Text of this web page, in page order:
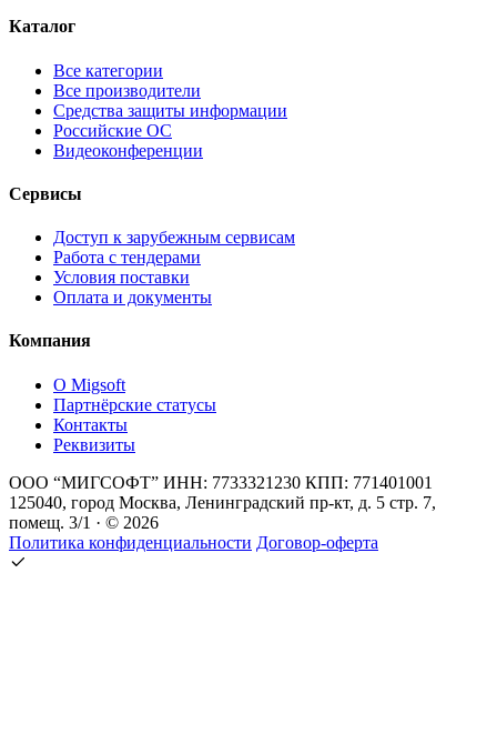
Каталог
Все категории
Все производители
Средства защиты информации
Российские ОС
Видеоконференции
Сервисы
Доступ к зарубежным сервисам
Работа с тендерами
Условия поставки
Оплата и документы
Компания
О Migsoft
Партнёрские статусы
Контакты
Реквизиты
ООО “МИГСОФТ” ИНН: 7733321230 КПП: 771401001
125040, город Москва, Ленинградский пр-кт, д. 5 стр. 7,
помещ. 3/1 · © 2026
Политика конфиденциальности Договор-оферта